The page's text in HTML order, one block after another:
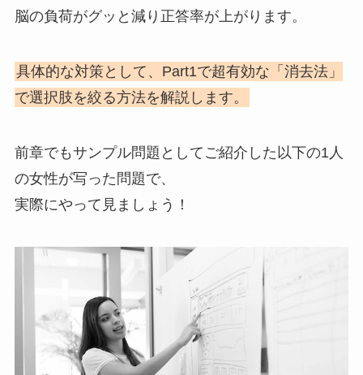
脳の負荷がグッと減り正答率が上がります。
具体的な対策として、Part1で超有効な「消去法」
で選択肢を絞る方法を解説します。
前章でもサンプル問題としてご紹介した以下の1人
の女性が写った問題で、
実際にやって見ましょう！